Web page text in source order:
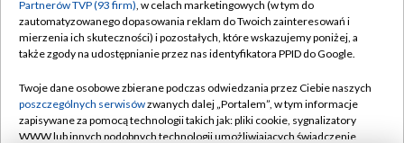
Centrum informacji TVP
Naziemna Telewizja Cyfrowa
Rada Programowa
System NOS
Moje zgody
Pomoc
Kontakt
Partnerów TVP (93 firm), w celach marketingowych (w tym do
zautomatyzowanego dopasowania reklam do Twoich zainteresowań i
mierzenia ich skuteczności) i pozostałych, które wskazujemy poniżej, a
także zgody na udostępnianie przez nas identyfikatora PPID do Google.
Twoje dane osobowe zbierane podczas odwiedzania przez Ciebie naszych
poszczególnych serwisówzwanych dalej „Portalem”, w tym informacje
zapisywane za pomocą technologii takich jak: pliki cookie, sygnalizatory
WWW lub innych podobnych technologii umożliwiających świadczenie